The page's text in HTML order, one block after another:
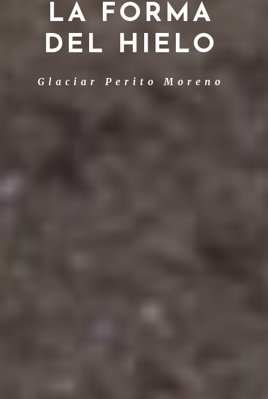
LA FORMA
DEL HIELO
Glaciar Perito Moreno